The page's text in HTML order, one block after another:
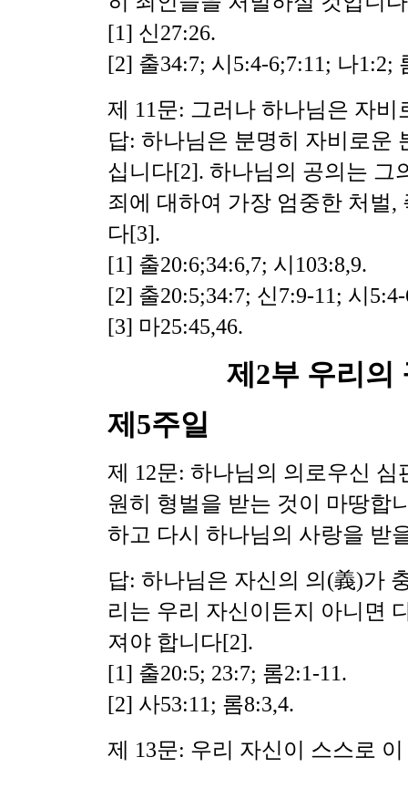
[1] 신27:26.
[2] 출34:7; 시5:4-6;7:11; 나1:2;
제 11문: 그러나 하나님은 자비
답: 하나님은 분명히 자비로운
십니다[2]. 하나님의 공의는 그
죄에 대하여 가장 엄중한 처벌
다[3].
[1] 출20:6;34:6,7; 시103:8,9.
[2] 출20:5;34:7; 신7:9-11; 시
[3] 마25:45,46.
제2부 우리의
제5주일
제 12문: 하나님의 의로우신
원히 형벌을 받는 것이 마땅합
하고 다시 하나님의 사랑을 받
답: 하나님은 자신의 의(義)가
리는 우리 자신이든지 아니면
져야 합니다[2].
[1] 출20:5; 23:7; 롬2:1-11.
[2] 사53:11; 롬8:3,4.
제 13문: 우리 자신이 스스로